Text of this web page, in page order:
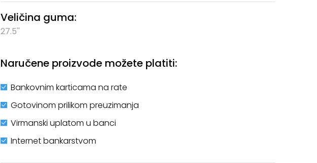
Veličina guma:
27.5''
Naručene proizvode možete platiti:
Bankovnim karticama na rate
Gotovinom prilikom preuzimanja
Virmanski uplatom u banci
Internet bankarstvom